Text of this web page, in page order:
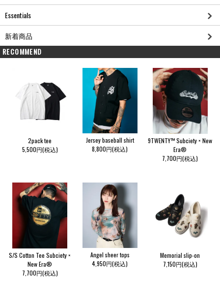
Essentials
新着商品
RECOMMEND
2pack tee
5,500円(税込)
Jersey baseball shirt
8,800円(税込)
9TWENTY™ Subciety × New
Era®
7,700円(税込)
S/S Cotton Tee Subciety ×
New Era®
7,700円(税込)
Angel sheer tops
4,950円(税込)
Memorial slip-on
7,150円(税込)